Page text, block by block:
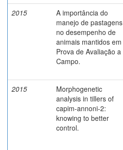
2015
A importância do
manejo de pastagens
no desempenho de
animais mantidos em
Prova de Avaliação a
Campo.
2015
Morphogenetic
analysis in tillers of
capim-annoni-2:
knowing to better
control.